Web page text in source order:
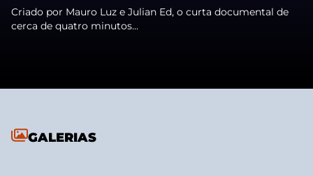
Criado por Mauro Luz e Julian Ed, o curta documental de
cerca de quatro minutos...
GALERIAS